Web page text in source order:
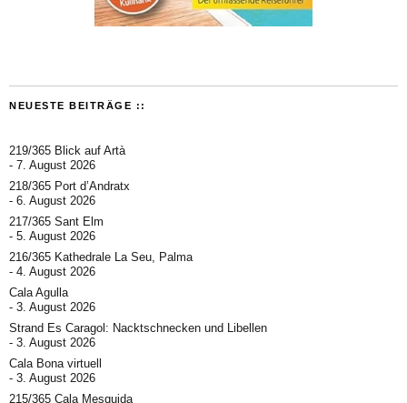
NEUESTE BEITRÄGE ::
219/365 Blick auf Artà
7. August 2026
218/365 Port d’Andratx
6. August 2026
217/365 Sant Elm
5. August 2026
216/365 Kathedrale La Seu, Palma
4. August 2026
Cala Agulla
3. August 2026
Strand Es Caragol: Nacktschnecken und Libellen
3. August 2026
Cala Bona virtuell
3. August 2026
215/365 Cala Mesquida